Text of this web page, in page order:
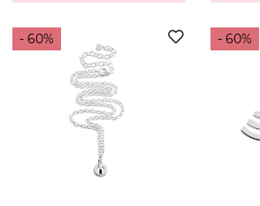
- 60% - 60%